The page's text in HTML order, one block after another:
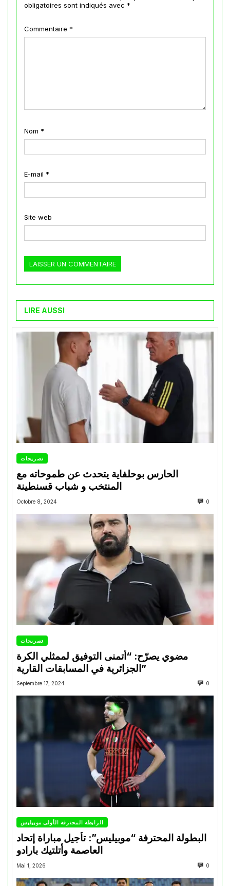
obligatoires sont indiqués avec *
Commentaire *
Nom *
E-mail *
Site web
LIRE AUSSI
تصريحات
الحارس بوحلفاية يتحدث عن طموحاته مع
المنتخب و شباب قسنطينة
Octobre 8, 2024 0
تصريحات
مضوي يصرّح: “أتمنى التوفيق لممثلي الكرة
الجزائرية في المسابقات القارية”
Septembre 17, 2024 0
الرابطة المحترفة الأولى موبيليس
البطولة المحترفة “موبيليس”: تأجيل مباراة إتحاد
العاصمة وأتلتيك بارادو
Mai 1, 2026 0